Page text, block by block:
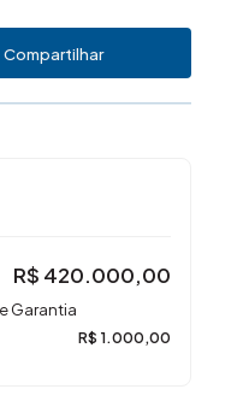
Compartilhar
R$ 420.000,00
Garantia
R$ 1.000,00